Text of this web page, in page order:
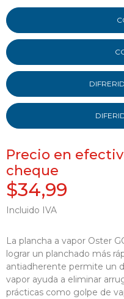
Precio en
cheque
$34,99
Incluido IVA
La plancha a vapor Oster
lograr un planchado más
antiadherente permite un
vapor ayuda a eliminar
prácticas como golpe de